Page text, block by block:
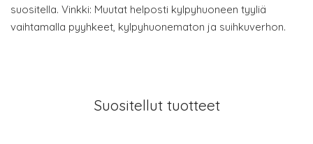
suositella. Vinkki: Muutat helposti kylpyhuoneen tyyliä
vaihtamalla pyyhkeet, kylpyhuonematon ja suihkuverhon.
Suositellut tuotteet